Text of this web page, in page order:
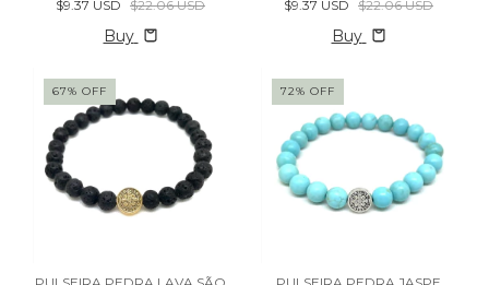
$9.37 USD $22.06 USD
Buy
$9.37 USD $22.06 USD
Buy
67% OFF 72% OFF